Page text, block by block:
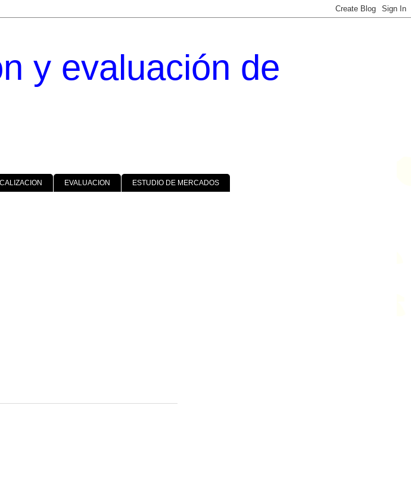
y evaluación de
EVALUACION ESTUDIO DE MERCADOS